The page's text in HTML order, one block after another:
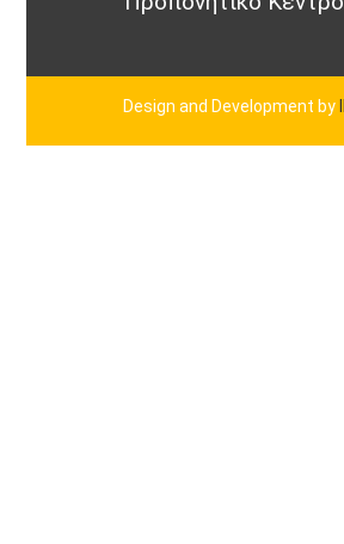
Design and Development by